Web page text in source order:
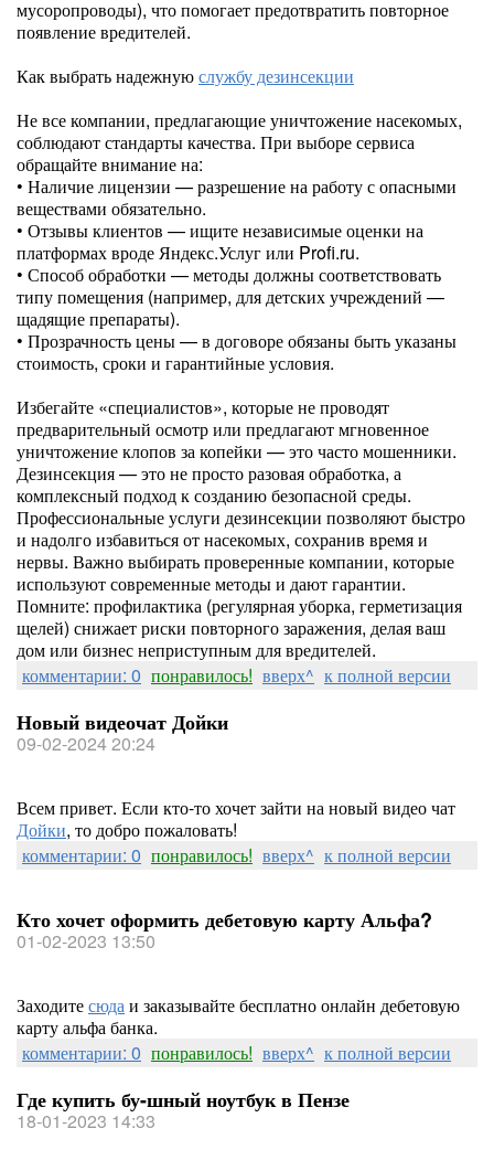
мусоропроводы), что помогает предотвратить повторное
появление вредителей.
Как выбрать надежнуюслужбу дезинсекции
Не все компании, предлагающие уничтожение насекомых,
соблюдают стандарты качества. При выборе сервиса
обращайте внимание на:
• Наличие лицензии — разрешение на работу с опасными
веществами обязательно.
• Отзывы клиентов — ищите независимые оценки на
платформах вроде Яндекс.Услуг или Profi.ru.
• Способ обработки — методы должны соответствовать
типу помещения (например, для детских учреждений —
щадящие препараты).
• Прозрачность цены — в договоре обязаны быть указаны
стоимость, сроки и гарантийные условия.
Избегайте «специалистов», которые не проводят
предварительный осмотр или предлагают мгновенное
уничтожение клопов за копейки — это часто мошенники.
Дезинсекция — это не просто разовая обработка, а
комплексный подход к созданию безопасной среды.
Профессиональные услуги дезинсекции позволяют быстро
и надолго избавиться от насекомых, сохранив время и
нервы. Важно выбирать проверенные компании, которые
используют современные методы и дают гарантии.
Помните: профилактика (регулярная уборка, герметизация
щелей) снижает риски повторного заражения, делая ваш
дом или бизнес неприступным для вредителей.
комментарии: 0 понравилось! вверх^ к полной версии
Новый видеочат Дойки
09-02-2024 20:24
Всем привет. Если кто-то хочет зайти на новый видео чат
Дойки, то добро пожаловать!
комментарии: 0 понравилось! вверх^ к полной версии
Кто хочет оформить дебетовую карту Альфа?
01-02-2023 13:50
Заходитесюдаи заказывайте бесплатно онлайн дебетовую
карту альфа банка.
комментарии: 0 понравилось! вверх^ к полной версии
Где купить бу-шный ноутбук в Пензе
18-01-2023 14:33